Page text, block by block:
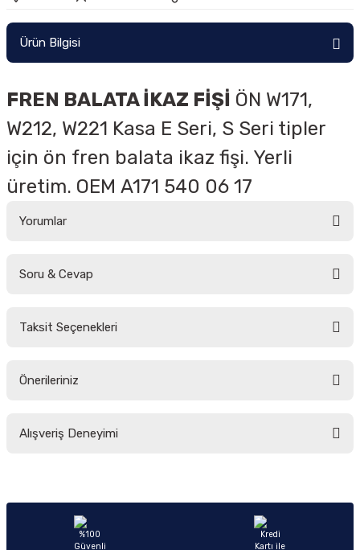
Ürün Bilgisi
FREN BALATA İKAZ FİŞİ ÖN W171,
W212, W221 Kasa E Seri, S Seri tipler
için ön fren balata ikaz fişi. Yerli
üretim. OEM A171 540 06 17
Yorumlar
Soru & Cevap
Taksit Seçenekleri
Önerileriniz
yetersiz gördüğünüz noktaları öneri formunu kullanarak tarafımıza
Ürün açıklamasında eksik bilgiler bulunuyor.
Alışveriş Deneyimi
Sitemize ilk yorumu siz yapın!